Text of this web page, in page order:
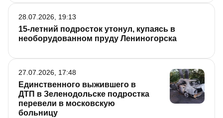
15-летний подросток утонул, купаясь в
необорудованном пруду Лениногорска
28.07.2026, 19:13
Единственного выжившего в
ДТП в Зеленодольске подростка
перевели в московскую
больницу
27.07.2026, 17:48